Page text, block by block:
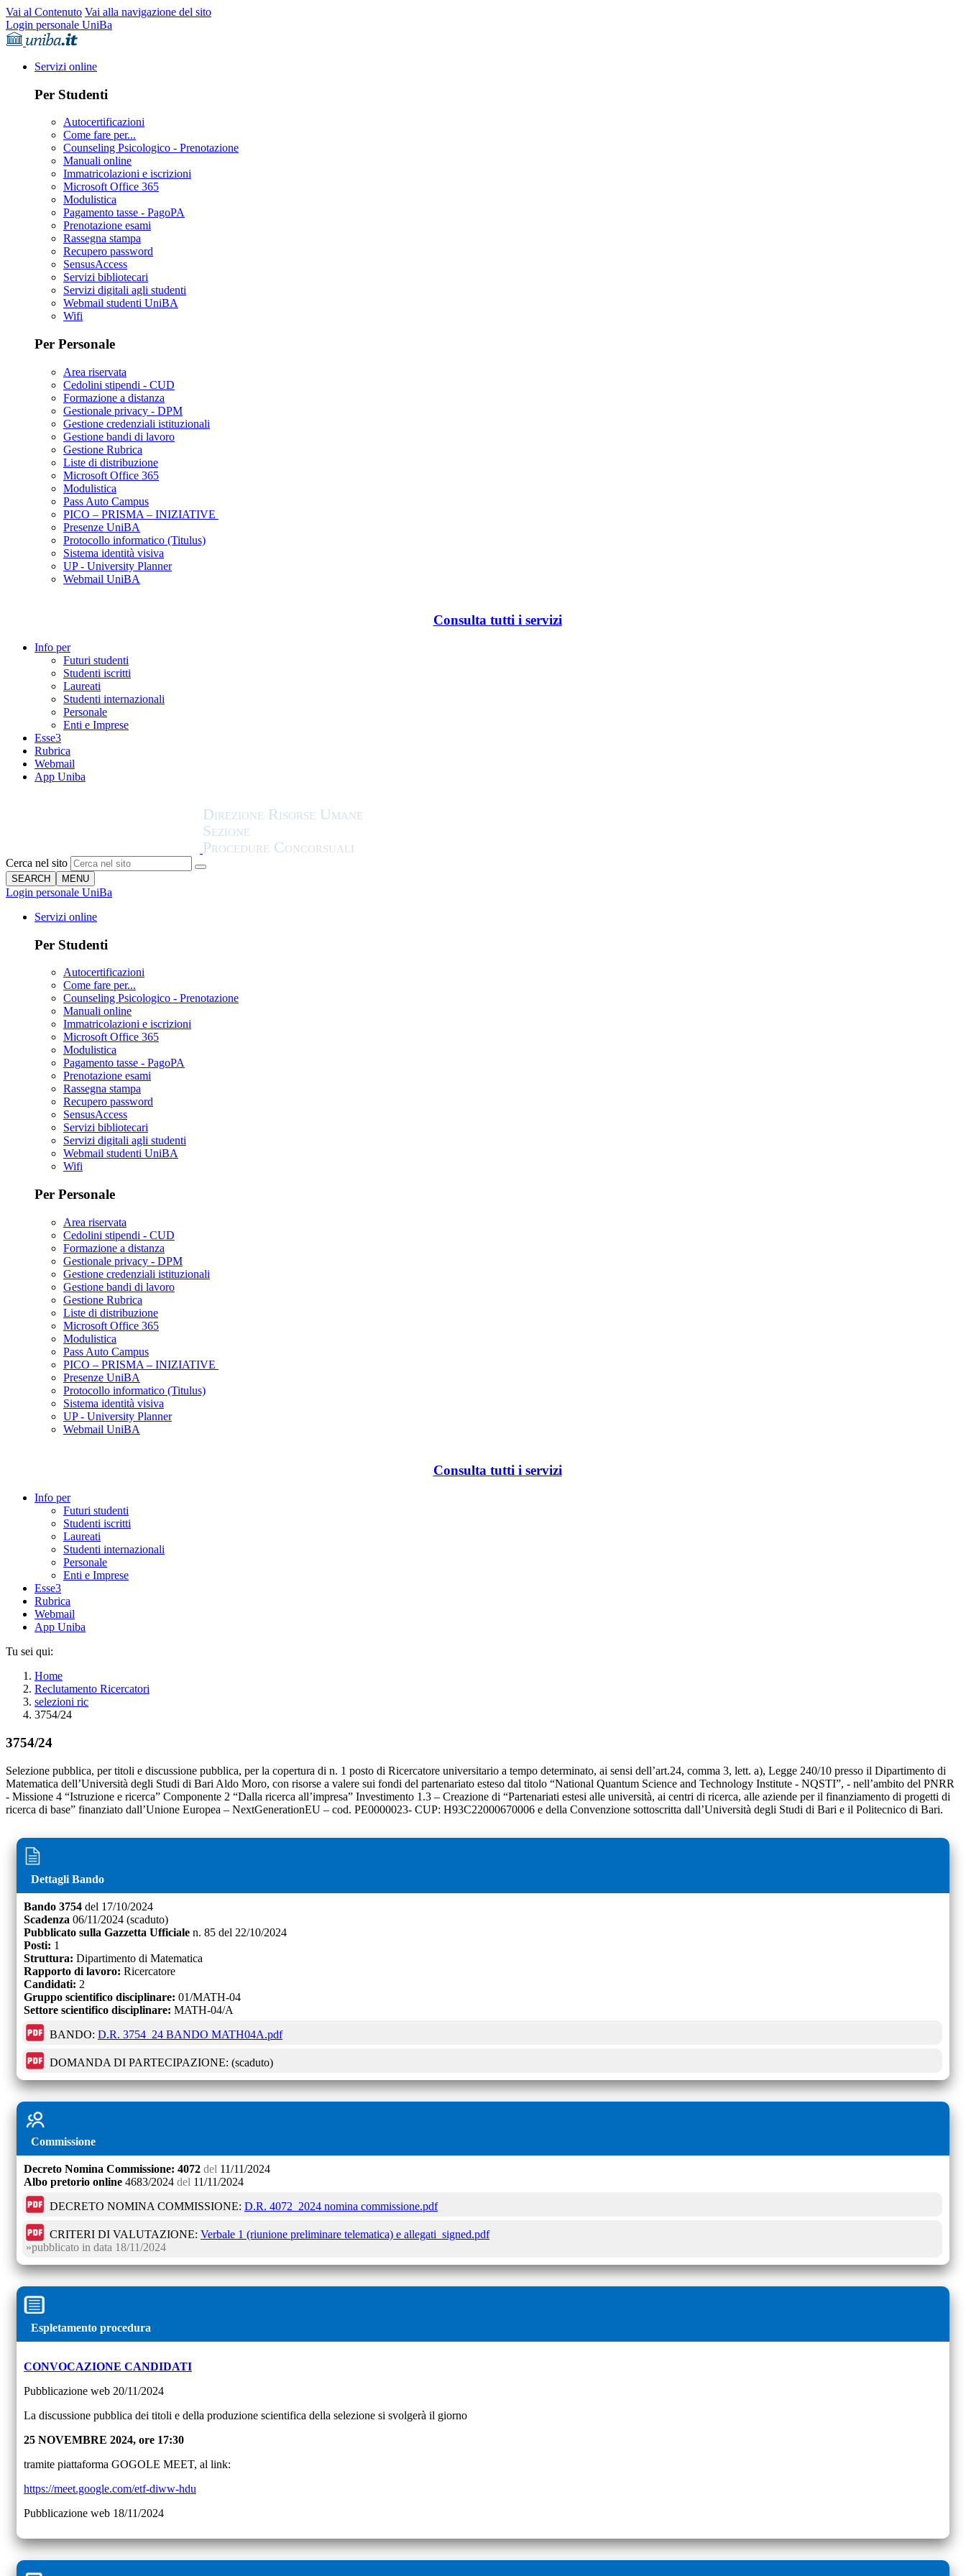
Vai al Contenuto Vai alla navigazione del sito
Login personale UniBa
Servizi online
Per Studenti
Autocertificazioni
Come fare per...
Counseling Psicologico - Prenotazione
Manuali online
Immatricolazioni e iscrizioni
Microsoft Office 365
Modulistica
Pagamento tasse - PagoPA
Prenotazione esami
Rassegna stampa
Recupero password
SensusAccess
Servizi bibliotecari
Servizi digitali agli studenti
Webmail studenti UniBA
Wifi
Per Personale
Area riservata
Cedolini stipendi - CUD
Formazione a distanza
Gestionale privacy - DPM
Gestione credenziali istituzionali
Gestione bandi di lavoro
Gestione Rubrica
Liste di distribuzione
Microsoft Office 365
Modulistica
Pass Auto Campus
PICO – PRISMA – INIZIATIVE
Presenze UniBA
Protocollo informatico (Titulus)
Sistema identità visiva
UP - University Planner
Webmail UniBA
Consulta tutti i servizi
Info per
Futuri studenti
Studenti iscritti
Laureati
Studenti internazionali
Personale
Enti e Imprese
Esse3
Rubrica
Webmail
App Uniba
Cerca nel sito
SEARCH MENU
Login personale UniBa
Servizi online
Per Studenti
Autocertificazioni
Come fare per...
Counseling Psicologico - Prenotazione
Manuali online
Immatricolazioni e iscrizioni
Microsoft Office 365
Modulistica
Pagamento tasse - PagoPA
Prenotazione esami
Rassegna stampa
Recupero password
SensusAccess
Servizi bibliotecari
Servizi digitali agli studenti
Webmail studenti UniBA
Wifi
Per Personale
Area riservata
Cedolini stipendi - CUD
Formazione a distanza
Gestionale privacy - DPM
Gestione credenziali istituzionali
Gestione bandi di lavoro
Gestione Rubrica
Liste di distribuzione
Microsoft Office 365
Modulistica
Pass Auto Campus
PICO – PRISMA – INIZIATIVE
Presenze UniBA
Protocollo informatico (Titulus)
Sistema identità visiva
UP - University Planner
Webmail UniBA
Consulta tutti i servizi
Info per
Futuri studenti
Studenti iscritti
Laureati
Studenti internazionali
Personale
Enti e Imprese
Esse3
Rubrica
Webmail
App Uniba
Tu sei qui:
Home
Reclutamento Ricercatori
selezioni ric
3754/24
3754/24
Selezione pubblica, per titoli e discussione pubblica, per la copertura di n. 1 posto di Ricercatore universitario a tempo determinato, ai sensi dell’art.24, comma 3, lett. a), Legge 240/10 presso il Dipartimento di
Matematica dell’Università degli Studi di Bari Aldo Moro, con risorse a valere sui fondi del partenariato esteso dal titolo “National Quantum Science and Technology Institute - NQSTI”, - nell’ambito del PNRR
- Missione 4 “Istruzione e ricerca” Componente 2 “Dalla ricerca all’impresa” Investimento 1.3 – Creazione di “Partenariati estesi alle università, ai centri di ricerca, alle aziende per il finanziamento di progetti di
ricerca di base” finanziato dall’Unione Europea – NextGenerationEU – cod. PE0000023- CUP: H93C22000670006 e della Convenzione sottoscritta dall’Università degli Studi di Bari e il Politecnico di Bari.
Dettagli Bando
Bando 3754 del 17/10/2024
Scadenza 06/11/2024 (scaduto)
Pubblicato sulla Gazzetta Ufficiale n. 85 del 22/10/2024
Posti: 1
Struttura: Dipartimento di Matematica
Rapporto di lavoro: Ricercatore
Candidati: 2
Gruppo scientifico disciplinare: 01/MATH-04
Settore scientifico disciplinare: MATH-04/A
BANDO: D.R. 3754_24 BANDO MATH04A.pdf
DOMANDA DI PARTECIPAZIONE: (scaduto)
Commissione
Decreto Nomina Commissione: 4072 del 11/11/2024
Albo pretorio online 4683/2024 del 11/11/2024
DECRETO NOMINA COMMISSIONE: D.R. 4072_2024 nomina commissione.pdf
CRITERI DI VALUTAZIONE: Verbale 1 (riunione preliminare telematica) e allegati_signed.pdf
pubblicato in data 18/11/2024
Espletamento procedura
CONVOCAZIONE CANDIDATI
Pubblicazione web 20/11/2024
La discussione pubblica dei titoli e della produzione scientifica della selezione si svolgerà il giorno
25 NOVEMBRE 2024, ore 17:30
tramite piattaforma GOGOLE MEET, al link:
https://meet.google.com/etf-diww-hdu
Pubblicazione web 18/11/2024